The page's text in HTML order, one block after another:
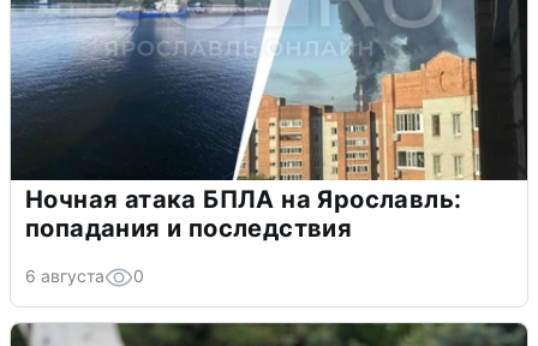
Ночная атака БПЛА на Ярославль:
попадания и последствия
6 августа 0